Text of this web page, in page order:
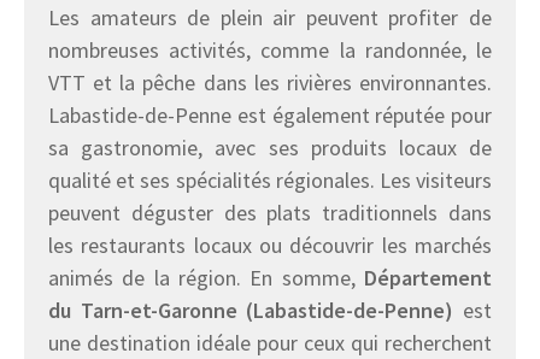
Les amateurs de plein air peuvent profiter de
nombreuses activités, comme la randonnée, le
VTT et la pêche dans les rivières environnantes.
Labastide-de-Penne est également réputée pour
sa gastronomie, avec ses produits locaux de
qualité et ses spécialités régionales. Les visiteurs
peuvent déguster des plats traditionnels dans
les restaurants locaux ou découvrir les marchés
animés de la région. En somme, Département
du Tarn-et-Garonne (Labastide-de-Penne) est
une destination idéale pour ceux qui recherchent